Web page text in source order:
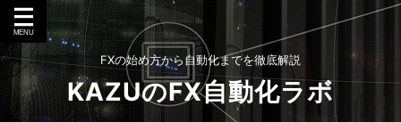
FXの始め方から自動化までを徹底解説
KAZUのFX自動化ラボ